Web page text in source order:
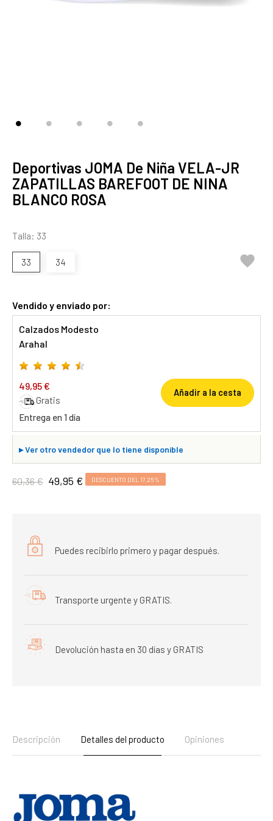
Deportivas JOMA De Niña VELA-JR
ZAPATILLAS BAREFOOT DE NINA
BLANCO ROSA
Talla: 33
33 34 
Vendido y enviado por:
Calzados Modesto
Arahal
49,95 €
Gratis
Entrega en 1 día
Añadir a la cesta
▸Ver otro vendedor que lo tiene disponible
60,36 € 49,95 € DESCUENTO DEL 17,25%
Puedes recibirlo primero y pagar después.
Transporte urgente y GRATIS.
Devolución hasta en 30 días y GRATIS
Descripción Detalles del producto Opiniones